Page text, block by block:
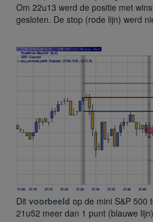
Om 22u13 werd de positie met
gesloten. De stop (rode lijn) werd
Dit voorbeeld op de mini S&P 500
21u52 meer dan 1 punt (blauwe